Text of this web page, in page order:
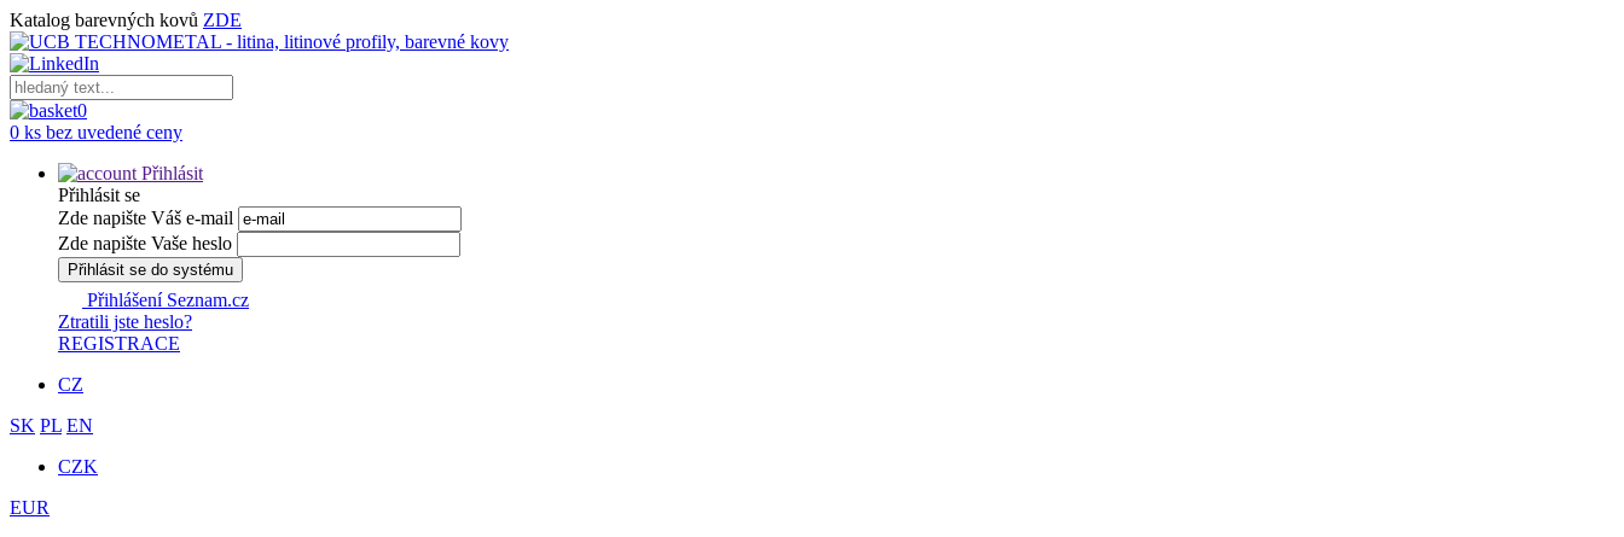
Katalog barevných kovů ZDE
0
0 ks bez uvedené ceny
Přihlásit
Přihlásit se
Zde napište Váš e-mail
Zde napište Vaše heslo
Přihlásit se do systému
Přihlášení Seznam.cz
Ztratili jste heslo?
REGISTRACE
CZ
SK PL EN
CZK
EUR